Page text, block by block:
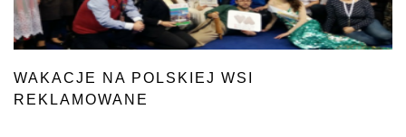
WAKACJE NA POLSKIEJ WSI
REKLAMOWANE